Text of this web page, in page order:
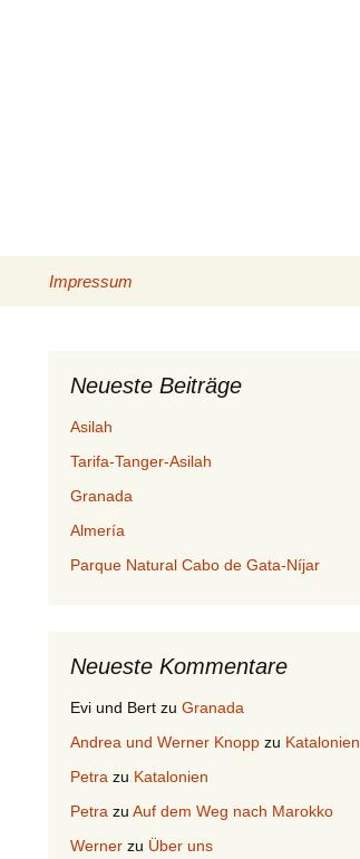
Impressum
Cookie-Richtlinie (EU)
Neueste Beiträge
Asilah
Tarifa-Tanger-Asilah
Granada
Almería
Parque Natural Cabo de Gata-Níjar
Neueste Kommentare
Evi und Bert zu Granada
Andrea und Werner Knopp zu Katalonien
Petra zu Katalonien
Petra zu Auf dem Weg nach Marokko
Werner zu Über uns